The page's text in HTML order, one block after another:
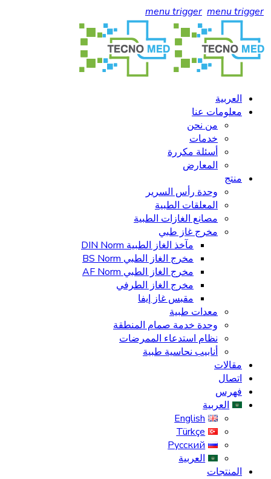
menu trigger menu trigger
العربية
معلومات عنا
من نحن
خدمات
أسئلة مكررة
المعارض
منتج
وحدة رأس السرير
المعلقات الطبية
مصانع الغازات الطبية
مخرج غاز طبي
مآخذ الغاز الطبية DIN Norm
مخرج الغاز الطبي BS Norm
مخرج الغاز الطبي AF Norm
مخرج الغاز الطرفي
مقبس غاز إيفا
معدات طبية
وحدة خدمة صمام المنطقة
نظام استدعاء الممرضات
أنابيب نحاسية طبية
مقالات
اتصال
فهرس
العربية
English
Türkçe
Русский
العربية
المنتجات